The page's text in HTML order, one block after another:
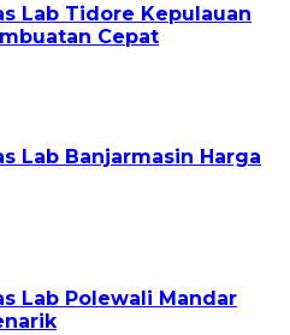
Lab Tidore Kepulauan
Cepat
Lab Banjarmasin Harga
Lab Polewali Mandar